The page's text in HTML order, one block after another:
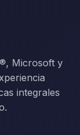
Microsoft y
integrales